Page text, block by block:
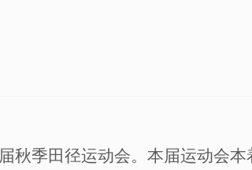
届秋季田径运动会。本届运动会